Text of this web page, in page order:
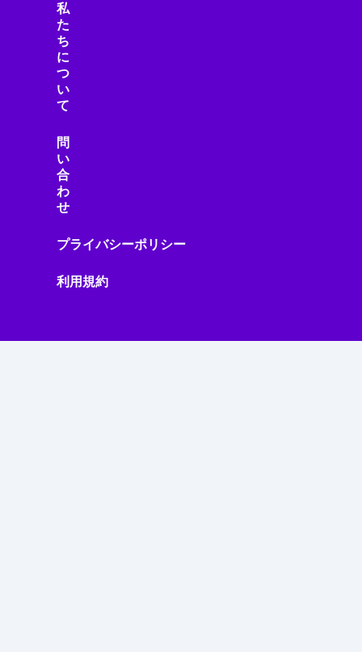
私
た
ち
に
つ
い
て
問
い
合
わ
せ
プライバシーポリシー
利用規約